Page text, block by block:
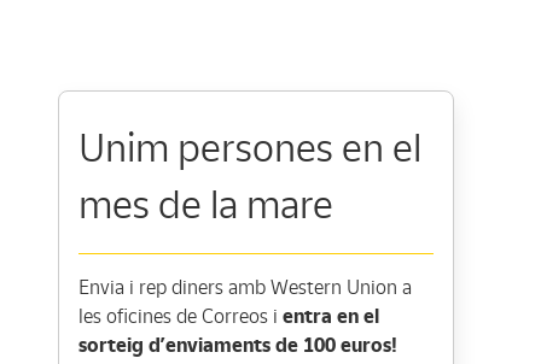
Unim persones en el
mes de la mare
Envia i rep diners amb Western Union a
les oficines de Correos i entra en el
sorteig d’enviaments de 100 euros!